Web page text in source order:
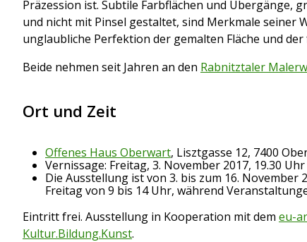
Präzession ist. Subtile Farbflächen und Übergänge,
und nicht mit Pinsel gestaltet, sind Merkmale seiner
unglaubliche Perfektion der gemalten Fläche und
Beide nehmen seit Jahren an den Rabnitztaler
Ort und Zeit
Offenes Haus Oberwart, Lisztgasse 12, 7400
Vernissage: Freitag, 3. November 2017, 19.30 Uhr
Die Ausstellung ist von 3. bis zum 16. November
Freitag von 9 bis 14 Uhr, während
Eintritt frei. Ausstellung in Kooperation mit dem eu-
Kultur.Bildung.Kunst.